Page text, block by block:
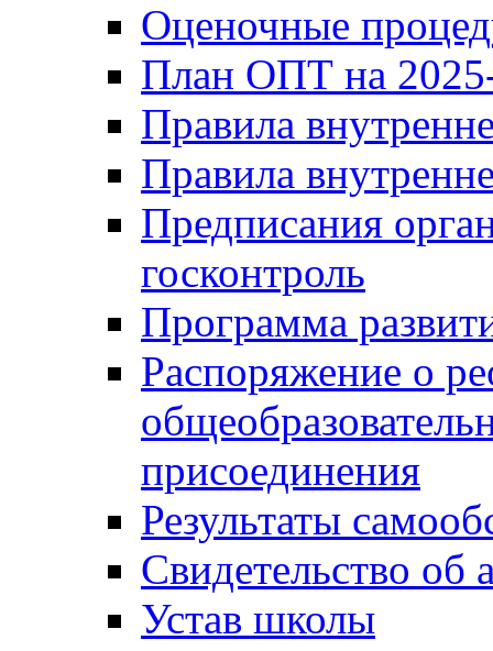
Оценочные
План ОПТ на
Правила
Правила
Предписания
госконтроль
Программа
Распоряжение о
присоединения
Результаты
Свидетельство об
Устав школы